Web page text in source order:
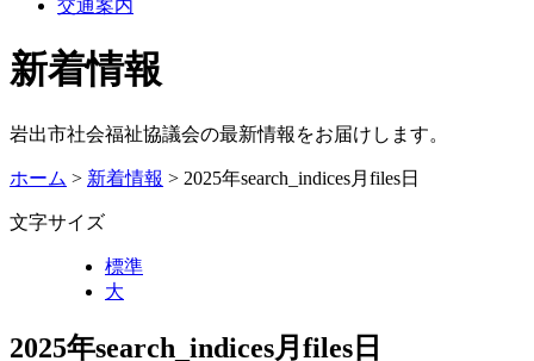
交通案内
新着情報
岩出市社会福祉協議会の最新情報をお届けします。
ホーム > 新着情報 > 2025年search_indices月files日
文字サイズ
標準
大
2025年search_indices月files日